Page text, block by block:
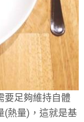
要足夠維持自體
(熱量)，這就是基